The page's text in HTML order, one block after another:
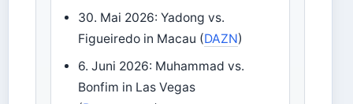
30. Mai 2026: Yadong vs.
Figueiredo in Macau (DAZN)
6. Juni 2026: Muhammad vs.
Bonfim in Las Vegas